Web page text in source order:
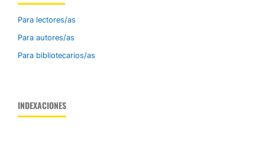
Para lectores/as
Para autores/as
Para bibliotecarios/as
INDEXACIONES